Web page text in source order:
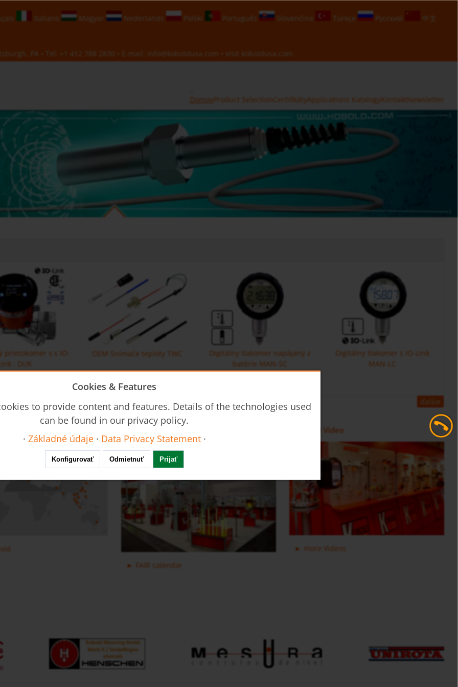
Italiano Magyar Nederlands Polski Português Slovenčina Türkçe Русский
中文
PA • Tel: +1 412 788 2830 • E-mail: info@koboldusa.com • visit koboldusa.com
DomovProduct Selection CertifikátyApplications KatalogyKontaktNewsletter
prietokomer s s IO-
: DUK
OEM Snímače teploty TWC
Digitálny tlakomer napájaný z
batérie MAN-SC
Digitálny tlakomer s IO-Link
MAN-LC
MIK
Objemový prietokomer s
oválnymi kolesami DON-H
oválnymi kolesami DOE
Ultrazvukový príložný
Rozdeľovacie ventily pre
kvapaliny USR
ďalšie
FAIR calendar
KOBOLD Video
more Videos
Cookies & Features
to provide content and features. Details of the technologies used
can be found in our privacy policy.
· Základné údaje · Data Privacy Statement·
Konfigurovať Odmietnuť Prijať